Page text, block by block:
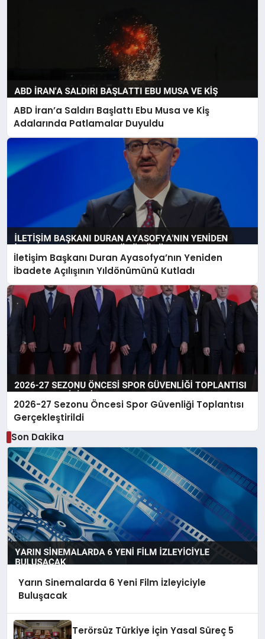
ABD İran’a Saldırı Başlattı Ebu Musa ve Kiş
Adalarında Patlamalar Duyuldu
İletişim Başkanı Duran Ayasofya’nın Yeniden
İbadete Açılışının Yıldönümünü Kutladı
2026-27 Sezonu Öncesi Spor Güvenliği Toplantısı
Gerçekleştirildi
Son Dakika
Yarın Sinemalarda 6 Yeni Film İzleyiciyle
Buluşacak
Terörsüz Türkiye İçin Yasal Süreç 5